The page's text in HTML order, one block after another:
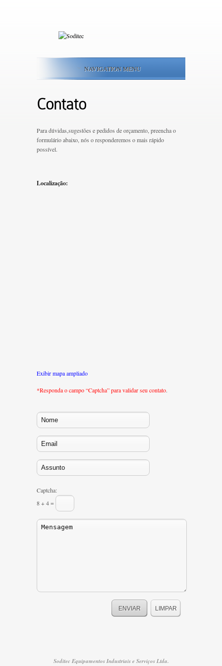
NAVIGATION MENU
Contato
Para dúvidas,sugestões e pedidos de orçamento, preencha o
formulário abaixo, nós o responderemos o mais rápido
possível.
Localização:
Exibir mapa ampliado
*Responda o campo “Captcha” para validar seu contato.
Captcha:
8 + 4 =
Soditec Equipamentos Industriais e Serviços Ltda.